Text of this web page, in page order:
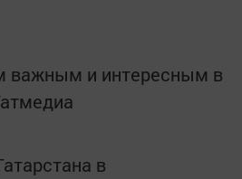
важным и интересным в
в